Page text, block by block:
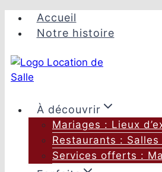
Aller
Accueil
Notre histoire
À découvrir
Mariages : Lieux
Restaurants : Salles
Services offerts :